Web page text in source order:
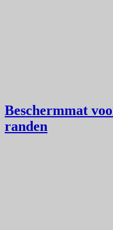
Beschermmat
randen